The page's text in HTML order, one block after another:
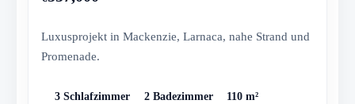
Luxusprojekt in Mackenzie, Larnaca, nahe Strand und
Promenade.
3 Schlafzimmer 2 Badezimmer 110 m²